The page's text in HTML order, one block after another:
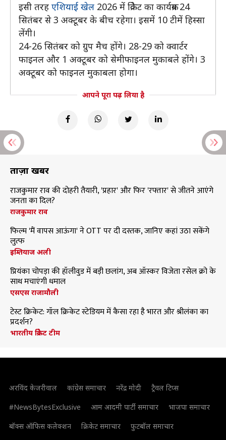
इसी तरह एशियाई खेल 2026 में क्रिकेट का कार्यक्रम 24
सितंबर से 3 अक्टूबर के बीच रहेगा। इसमें 10 टीमें हिस्सा
लेंगी।
24-26 सितंबर को ग्रुप मैच होंगे। 28-29 को क्वार्टर
फाइनल और 1 अक्टूबर को सेमीफाइनल मुकाबले होंगे। 3
अक्टूबर को फाइनल मुकाबला होगा।
आपने पूरा पढ़ लिया है
ताज़ा खबरें
राजकुमार राव की दोहरी तैयारी, 'प्रहार' और फिर 'रफ्तार' से जीतने आएंगे
जनता का दिल?
राजकुमार राव
फिल्म 'मैं वापस आऊंगा' ने OTT पर दी दस्तक, जानिए कहां उठा सकेंगे
लुत्फ
इम्तियाज अली
प्रियंका चोपड़ा की हॉलीवुड में बड़ी छलांग, अब ऑस्कर विजेता रसेल क्रो के
साथ मचाएंगी धमाल
एसएस राजामौली
टेस्ट क्रिकेट: गॉल क्रिकेट स्टेडियम में कैसा रहा है भारत और श्रीलंका का
प्रदर्शन?
भारतीय क्रिकेट टीम
अरविंद केजरीवाल कांग्रेस समाचार नरेंद्र मोदी
ट्रैवल टिप्स
#NewsBytesExclusive
आम आदमी पार्टी समाचार
भाजपा समाचार
बॉक्स ऑफिस कलेक्शन
क्रिकेट समाचार फुटबॉल समाचार